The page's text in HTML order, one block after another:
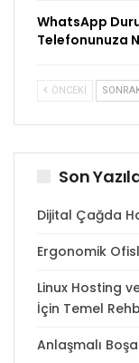
WhatsApp
Telefonunuza
ÖNCEKI
Son
Dijital Çağda
Ergonomik
Linux Hosting
İçin Temel
Anlaşmalı